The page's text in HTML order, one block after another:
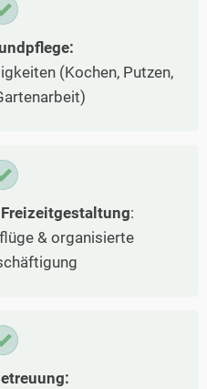
(Kochen, Putzen,
:
& organisierte